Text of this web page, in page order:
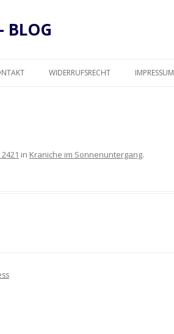
BLOG
Inhalt
WIDERRUFSRECHT IMPRESSUM
in Kraniche im Sonnenuntergang.